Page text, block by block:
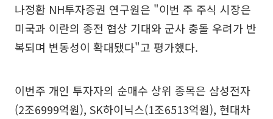
나정환 NH투자증권 연구원은 "이번 주 주식 시장은
미국과 이란의 종전 협상 기대와 군사 충돌 우려가 반
복되며 변동성이 확대됐다"고 평가했다.
이번주 개인 투자자의 순매수 상위 종목은 삼성전자
(2조6999억원), SK하이닉스(1조6513억원), 현대차